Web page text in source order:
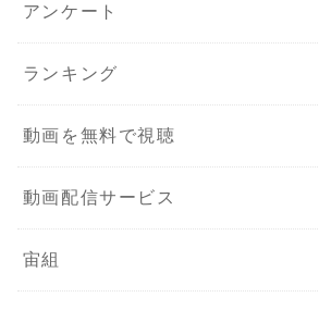
アンケート
ランキング
動画を無料で視聴
動画配信サービス
宙組